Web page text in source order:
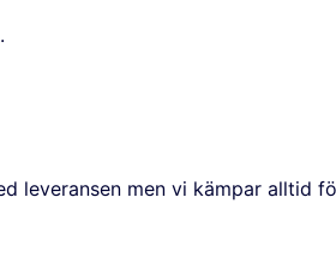
leveransen men vi kämpar alltid